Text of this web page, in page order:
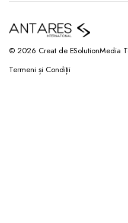
© 2026 Creat de ESolutionMedia
Termeni și Condiții